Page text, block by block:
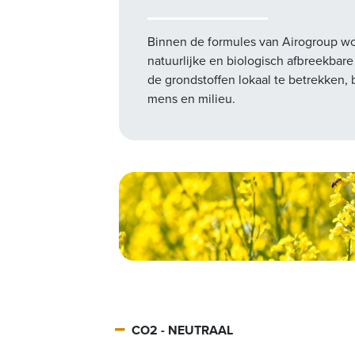
Binnen de formules van Airogroup
natuurlijke en biologisch
de grondstoffen lokaal te betrekken,
mens en milieu.
CO2 - NEUTRAAL